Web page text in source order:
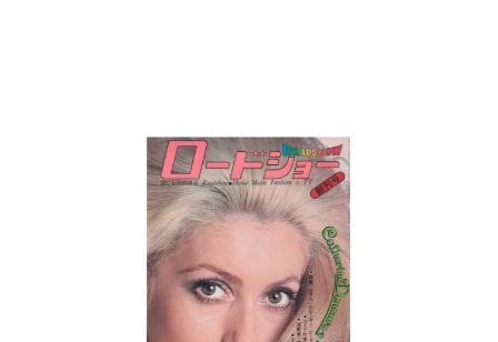
第８回「渡辺淳一文学賞」贈賞式開
催。受賞作は、過剰な純粋さがほとば
しる古谷田奈月氏の『フィールダー』